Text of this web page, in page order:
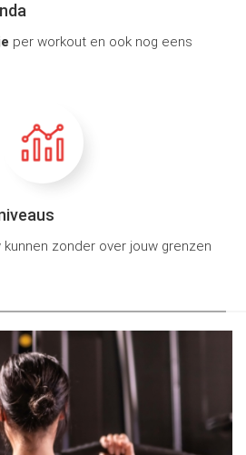
per workout en ook nog eens
kunnen zonder over jouw grenzen